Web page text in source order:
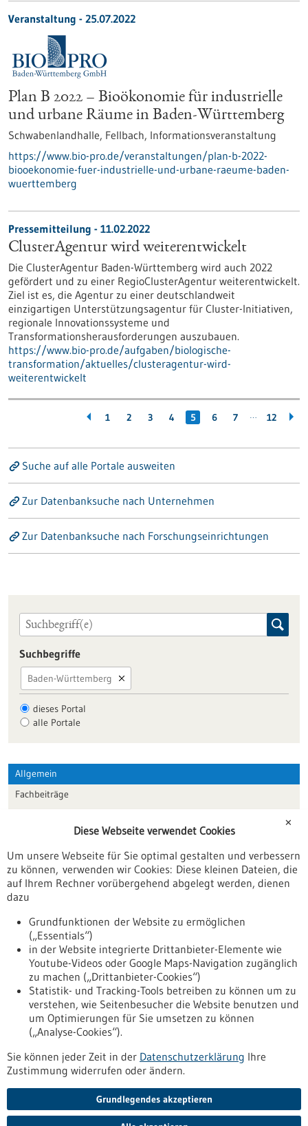
Veranstaltung - 25.07.2022
Plan B 2022 – Bioökonomie für industrielle
und urbane Räume in Baden-Württemberg
Schwabenlandhalle, Fellbach, Informationsveranstaltung
https://www.bio-pro.de/veranstaltungen/plan-b-2022-
biooekonomie-fuer-industrielle-und-urbane-raeume-baden-
wuerttemberg
Pressemitteilung - 11.02.2022
ClusterAgentur wird weiterentwickelt
Die ClusterAgentur Baden-Württemberg wird auch 2022
gefördert und zu einer RegioClusterAgentur weiterentwickelt.
Ziel ist es, die Agentur zu einer deutschlandweit
einzigartigen Unterstützungsagentur für Cluster-Initiativen,
regionale Innovationssysteme und
Transformationsherausforderungen auszubauen.
https://www.bio-pro.de/aufgaben/biologische-
transformation/aktuelles/clusteragentur-wird-
weiterentwickelt
1 2 3 4 5 6 7 … 12
Suche auf alle Portale ausweiten
Zur Datenbanksuche nach Unternehmen
Zur Datenbanksuche nach Forschungseinrichtungen
Suchbegriffe
Baden-Württemberg
dieses Portal
alle Portale
Allgemein
Fachbeiträge
Veranstaltungen
Erscheinungsdatum
Nach oben
Informiert bleiben
Newsletter abonnieren
✕
Diese Webseite verwendet Cookies
Um unsere Webseite für Sie optimal gestalten und verbessern
zu können, verwenden wir Cookies: Diese kleinen Dateien, die
auf Ihrem Rechner vorübergehend abgelegt werden, dienen
dazu
Grundfunktionen der Website zu ermöglichen
(„Essentials“)
in der Website integrierte Drittanbieter-Elemente wie
Youtube-Videos oder Google Maps-Navigation zugänglich
zu machen („Drittanbieter-Cookies“)
Statistik- und Tracking-Tools betreiben zu können um zu
verstehen, wie Seitenbesucher die Website benutzen und
um Optimierungen für Sie umsetzen zu können
(„Analyse-Cookies“).
Sie können jeder Zeit in der Datenschutzerklärung Ihre
Zustimmung widerrufen oder ändern.
Grundlegendes akzeptieren